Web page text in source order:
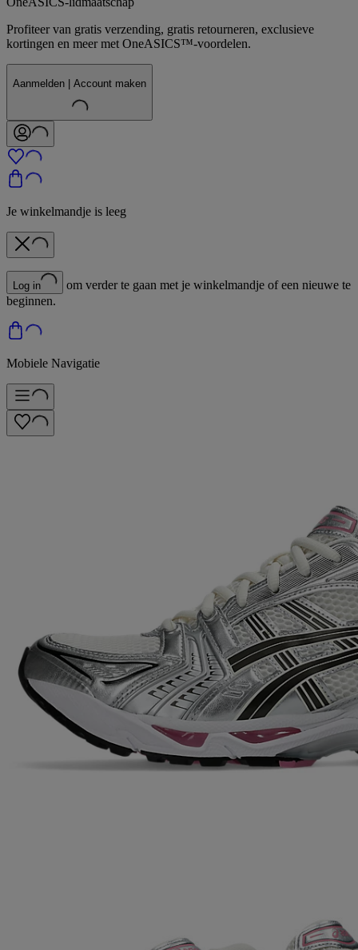
Profiteer van gratis verzending, gratis retourneren, exclusieve
kortingen en meer met OneASICS™-voordelen.
Aanmelden | Account maken
Je winkelmandje is leeg
Log in
om verder te gaan met je winkelmandje of een nieuwe te
beginnen.
Mobiele Navigatie